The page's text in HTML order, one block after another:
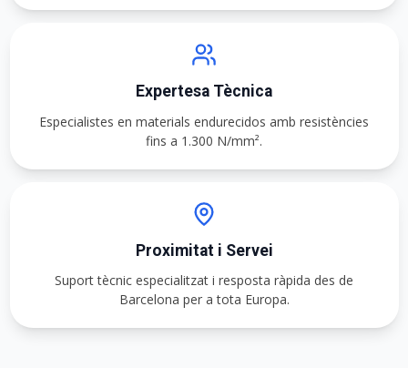
Expertesa Tècnica
Especialistes en materials endurecidos amb resistències
fins a 1.300 N/mm².
Proximitat i Servei
Suport tècnic especialitzat i resposta ràpida des de
Barcelona per a tota Europa.